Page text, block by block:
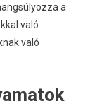
a
való
való